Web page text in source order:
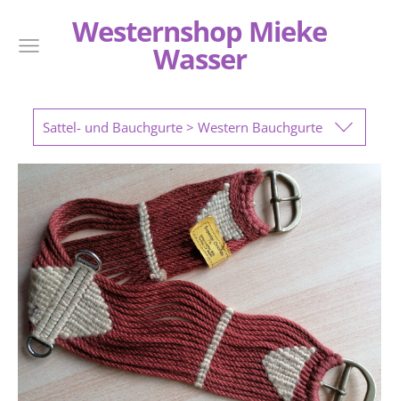
Westernshop Mieke
Wasser
Sattel- und Bauchgurte > Western Bauchgurte